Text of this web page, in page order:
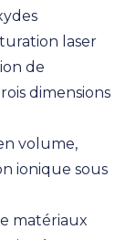
laser
de
dimensions
volume,
ionique sous
matériaux